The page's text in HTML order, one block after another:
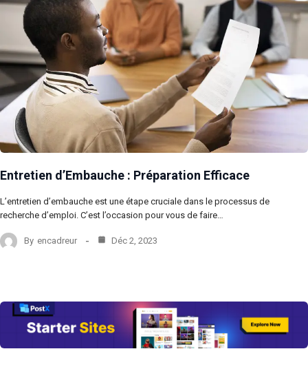
Entretien d’Embauche : Préparation Efficace
L’entretien d’embauche est une étape cruciale dans le processus de
recherche d’emploi. C’est l’occasion pour vous de faire…
By encadreur Déc 2, 2023